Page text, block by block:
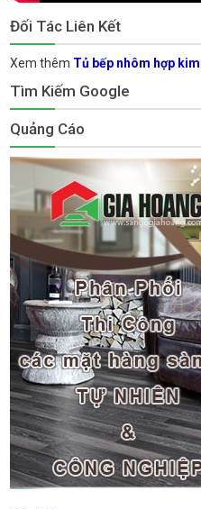
Đối Tác Liên Kết
Xem thêm Tủ bếp nhôm hợp kim
Tìm Kiếm Google
Quảng Cáo